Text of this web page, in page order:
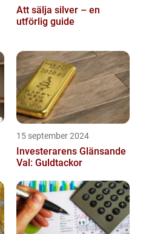
Att sälja silver – en
utförlig guide
15 september 2024
Investerarens Glänsande
Val: Guldtackor